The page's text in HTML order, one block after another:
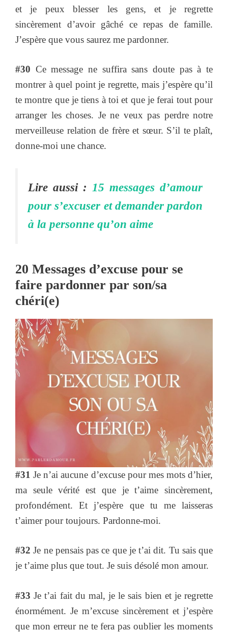
et je peux blesser les gens, et je regrette
sincèrement d’avoir gâché ce repas de famille.
J’espère que vous saurez me pardonner.
#30 Ce message ne suffira sans doute pas à te
montrer à quel point je regrette, mais j’espère qu’il
te montre que je tiens à toi et que je ferai tout pour
arranger les choses. Je ne veux pas perdre notre
merveilleuse relation de frère et sœur. S’il te plaît,
donne-moi une chance.
Lire aussi : 15 messages d’amour
pour s’excuser et demander pardon
à la personne qu’on aime
20 Messages d’excuse pour se
faire pardonner par son/sa
chéri(e)
#31 Je n’ai aucune d’excuse pour mes mots d’hier,
ma seule vérité est que je t’aime sincèrement,
profondément. Et j’espère que tu me laisseras
t’aimer pour toujours. Pardonne-moi.
#32 Je ne pensais pas ce que je t’ai dit. Tu sais que
je t’aime plus que tout. Je suis désolé mon amour.
#33 Je t’ai fait du mal, je le sais bien et je regrette
énormément. Je m’excuse sincèrement et j’espère
que mon erreur ne te fera pas oublier les moments